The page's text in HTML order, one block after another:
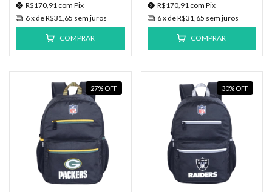
R$170,91 com Pix
6x deR$31,65 sem juros
COMPRAR
R$170,91 com Pix
6x deR$31,65 sem juros
COMPRAR
27% OFF 30% OFF